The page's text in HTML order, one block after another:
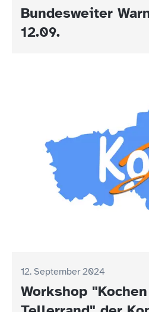
Bundesweiter
12.09.
12. September 2024
Workshop